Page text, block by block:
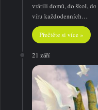
vrátili domů, do škol,
víru každodenních…
Přečtěte si více »
21 září